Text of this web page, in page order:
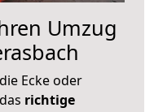
Umzug
Ecke oder
richtige